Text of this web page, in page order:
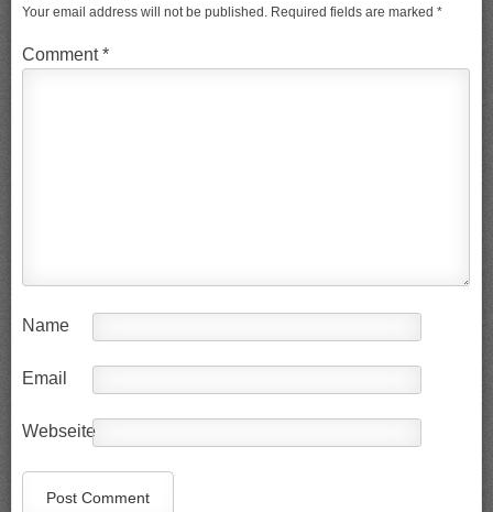
Your email address will not be published. Required fields are marked *
Comment*
Name
Email
Webseite